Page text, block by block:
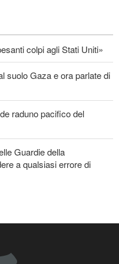
colpi agli Stati Uniti»
suolo Gaza e ora parlate di
raduno pacifico del
Guardie della
a qualsiasi errore di